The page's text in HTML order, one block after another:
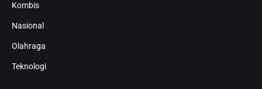
Kombis
Nasional
Olahraga
Teknologi